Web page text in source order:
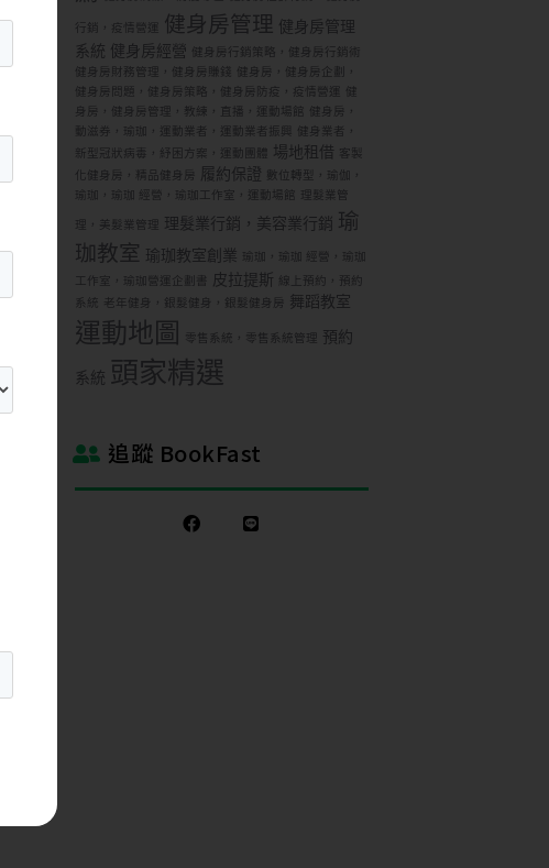
行銷，疫情營運 健身房管理 健身房管理
系統 健身房經營
健身房行銷策略，健身房行銷術
健身房財務管理，健身房賺錢
健身房，健身房企劃，
健身房問題，健身房策略，健身房防疫，疫情營運
身房，健身房管理，教練，直播，運動場館
健身房，
動滋券，瑜珈，運動業者，運動業者振興
健身業者，
新型冠狀病毒，紓困方案，運動團體
場地租借 客製
化健身房，精品健身房
履約保證
數位轉型，瑜伽，
瑜珈，瑜珈 經營，瑜珈工作室，運動場館
理髮業管
理，美髮業管理 理髮業行銷，美容業行銷 瑜
珈教室 瑜珈教室創業
瑜珈，瑜珈 經營，瑜珈
工作室，瑜珈營運企劃書
皮拉提斯
線上預約，預約
系統
老年健身，銀髮健身，銀髮健身房 舞蹈教室
運動地圖 零售系統，零售系統管理 預約
系統 頭家精選
追蹤 BookFast